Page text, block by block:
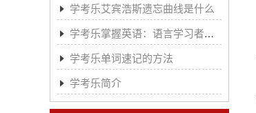
学考乐艾宾浩斯遗忘曲线是什么
学考乐掌握英语：语言学习者的有效方法
学考乐单词速记的方法
学考乐简介